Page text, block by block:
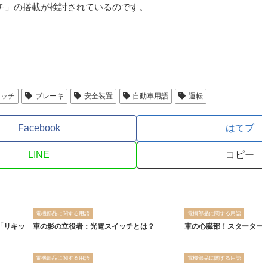
の搭載が検討されているのです。
チ ブレーキ 安全装置 自動車用語 運転
Facebook はてブ
LINE コピー
リキッ
電機部品に関する用語
車の影の立役者：光電スイッチとは？
電機部品に関する用語
車の心臓部！スタータ
電機部品に関する用語 電機部品に関する用語